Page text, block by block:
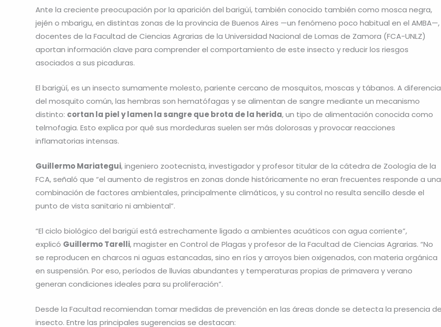
Ante la creciente preocupación por la aparición del barigüí, también conocido también como mosca negra,
jején o mbarigu, en distintas zonas de la provincia de Buenos Aires —un fenómeno poco habitual en el AMBA—,
docentes de la Facultad de Ciencias Agrarias de la Universidad Nacional de Lomas de Zamora (FCA-UNLZ)
aportan información clave para comprender el comportamiento de este insecto y reducir los riesgos
asociados a sus picaduras.
El barigüí, es un insecto sumamente molesto, pariente cercano de mosquitos, moscas y tábanos. A diferencia
del mosquito común, las hembras son hematófagas y se alimentan de sangre mediante un mecanismo
distinto: cortan la piel y lamen la sangre que brota de la herida, un tipo de alimentación conocida como
telmofagia. Esto explica por qué sus mordeduras suelen ser más dolorosas y provocar reacciones
inflamatorias intensas.
Guillermo Mariategui, ingeniero zootecnista, investigador y profesor titular de la cátedra de Zoología de la
FCA, señaló que “el aumento de registros en zonas donde históricamente no eran frecuentes responde a una
combinación de factores ambientales, principalmente climáticos, y su control no resulta sencillo desde el
punto de vista sanitario ni ambiental”.
“El ciclo biológico del barigüí está estrechamente ligado a ambientes acuáticos con agua corriente”,
explicó Guillermo Tarelli, magister en Control de Plagas y profesor de la Facultad de Ciencias Agrarias. “No
se reproducen en charcos ni aguas estancadas, sino en ríos y arroyos bien oxigenados, con materia orgánica
en suspensión. Por eso, períodos de lluvias abundantes y temperaturas propias de primavera y verano
generan condiciones ideales para su proliferación”.
Desde la Facultad recomiendan tomar medidas de prevención en las áreas donde se detecta la presencia
insecto. Entre las principales sugerencias se destacan: